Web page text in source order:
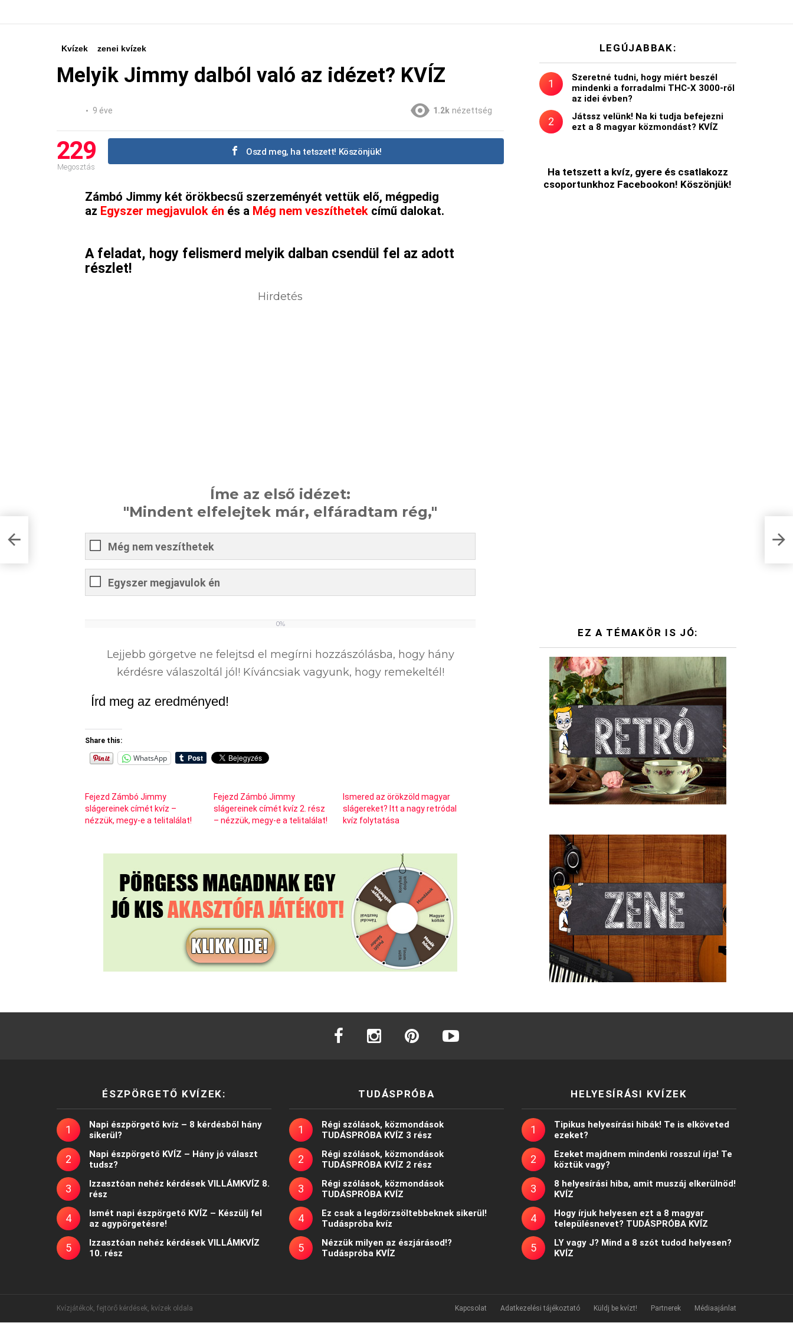
Kvízek zenei kvízek
Melyik Jimmy dalból való az idézet? KVÍZ
9 éve 1.2k nézettség
229
Megosztás
Oszd meg, ha tetszett! Köszönjük!
Zámbó Jimmy két örökbecsű szerzeményét vettük elő, mégpedig
az Egyszer megjavulok én és a Még nem veszíthetek című dalokat.
A feladat, hogy felismerd melyik dalban csendül fel az adott
részlet!
Hirdetés
Íme az első idézet:
"Mindent elfelejtek már, elfáradtam rég,"
Még nem veszíthetek
Egyszer megjavulok én
0%
Lejjebb görgetve ne felejtsd el megírni hozzászólásba, hogy hány
kérdésre válaszoltál jól! Kíváncsiak vagyunk, hogy remekeltél!
Írd meg az eredményed!
Share this:
WhatsApp
Fejezd Zámbó Jimmy
slágereinek címét kvíz –
nézzük, megy-e a telitalálat!
Fejezd Zámbó Jimmy
slágereinek címét kvíz 2. rész
– nézzük, megy-e a telitalálat!
Ismered az örökzöld magyar
slágereket? Itt a nagy retródal
kvíz folytatása
az
LEGÚJABBAK:
Szeretné tudni, hogy miért beszél
mindenki a forradalmi THC-X 3000-ről
az idei évben?
Játssz velünk! Na ki tudja befejezni
ezt a 8 magyar közmondást? KVÍZ
Ha tetszett a kvíz, gyere és csatlakozz
csoportunkhoz Facebookon! Köszönjük!
EZ A TÉMAKÖR IS JÓ:
facebook instagram
ÉSZPÖRGETŐ KVÍZEK:
Napi észpörgető kvíz – 8 kérdésből hány
sikerül?
Napi észpörgető KVÍZ – Hány jó választ
tudsz?
Izzasztóan nehéz kérdések VILLÁMKVÍZ 8.
rész
Ismét napi észpörgető KVÍZ – Készülj fel
az agypörgetésre!
Izzasztóan nehéz kérdések VILLÁMKVÍZ
10. rész
TUDÁSPRÓBA
Régi szólások, közmondások
TUDÁSPRÓBA KVÍZ 3 rész
Régi szólások, közmondások
TUDÁSPRÓBA KVÍZ 2 rész
Régi szólások, közmondások
TUDÁSPRÓBA KVÍZ
Ez csak a legdörzsöltebbeknek sikerül!
Tudáspróba kvíz
Nézzük milyen az észjárásod!?
Tudáspróba KVÍZ
HELYESÍRÁSI KVÍZEK
Tipikus helyesírási hibák! Te is elköveted
ezeket?
Ezeket majdnem mindenki rosszul írja! Te
köztük vagy?
8 helyesírási hiba, amit muszáj elkerülnöd!
KVÍZ
Hogy írjuk helyesen ezt a 8 magyar
településnevet? TUDÁSPRÓBA KVÍZ
LY vagy J? Mind a 8 szót tudod helyesen?
KVÍZ
Kvízjátékok, fejtörő kérdések, kvízek oldala Kapcsolat Adatkezelési tájékoztató Küldj be kvízt! Partnerek Médiaajánlat